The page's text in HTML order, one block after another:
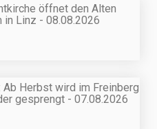
öffnet den Alten
in Linz - 08.08.2026
Ab Herbst wird im Freinberg
gesprengt - 07.08.2026